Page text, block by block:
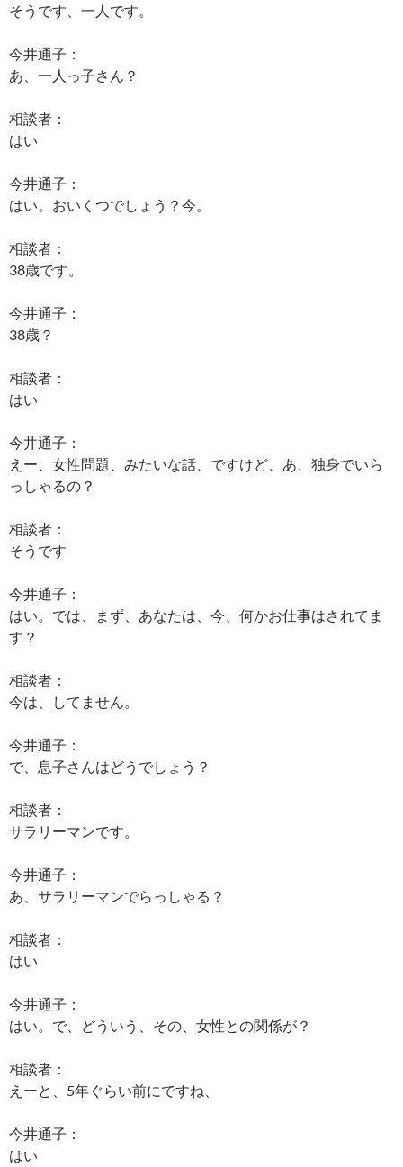
そうです、一人です。
今井通子：
あ、一人っ子さん？
相談者：
はい
今井通子：
はい。おいくつでしょう？今。
相談者：
38歳です。
今井通子：
38歳？
相談者：
はい
今井通子：
えー、女性問題、みたいな話、ですけど、あ、独身でいら
っしゃるの？
相談者：
そうです
今井通子：
はい。では、まず、あなたは、今、何かお仕事はされてま
す？
相談者：
今は、してません。
今井通子：
で、息子さんはどうでしょう？
相談者：
サラリーマンです。
今井通子：
あ、サラリーマンでらっしゃる？
相談者：
はい
今井通子：
はい。で、どういう、その、女性との関係が？
相談者：
えーと、5年ぐらい前にですね、
今井通子：
はい